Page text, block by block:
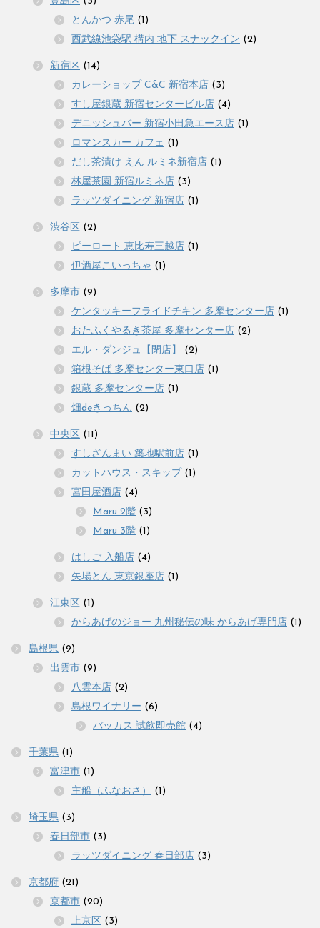
とんかつ 赤尾 (1)
西武線池袋駅 構内 地下 スナックイン (2)
新宿区 (14)
カレーショップ C&C 新宿本店 (3)
すし屋銀蔵 新宿センタービル店 (4)
デニッシュバー 新宿小田急エース店 (1)
ロマンスカー カフェ (1)
だし茶漬け えん ルミネ新宿店 (1)
林屋茶園 新宿ルミネ店 (3)
ラッツダイニング 新宿店 (1)
渋谷区 (2)
ピーロート 恵比寿三越店 (1)
伊酒屋こいっちゃ (1)
多摩市 (9)
ケンタッキーフライドチキン 多摩センター店 (1)
おたふくやるき茶屋 多摩センター店 (2)
エル・ダンジュ【閉店】
(2)
箱根そば 多摩センター東口店 (1)
銀蔵 多摩センター店 (1)
畑deきっちん (2)
中央区 (11)
すしざんまい 築地駅前店 (1)
カットハウス・スキップ (1)
宮田屋酒店 (4)
Maru 2階 (3)
Maru 3階 (1)
はしご 入船店 (4)
矢場とん 東京銀座店 (1)
江東区 (1)
からあげのジョー 九州秘伝の味 からあげ専門店 (1)
島根県 (9)
出雲市 (9)
八雲本店 (2)
島根ワイナリー (6)
バッカス 試飲即売館 (4)
千葉県 (1)
富津市 (1)
主船（ふなおさ）
(1)
埼玉県 (3)
春日部市 (3)
ラッツダイニング 春日部店 (3)
京都府 (21)
京都市 (20)
上京区 (3)